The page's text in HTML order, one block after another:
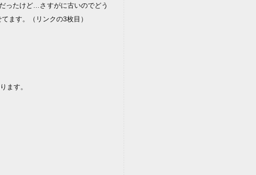
ったけど…さすがに古いのでどう
ます。（リンクの3枚目）
ます。